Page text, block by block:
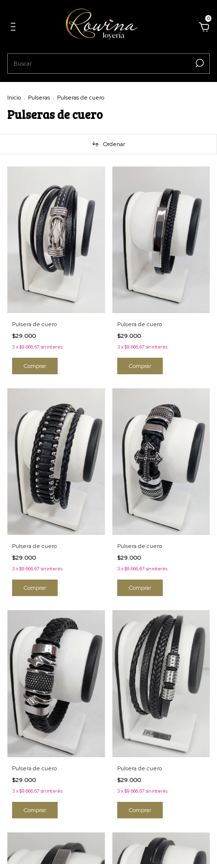
0
Inicio . Pulseras . Pulseras de cuero
Pulseras de cuero
Ordenar
Pulsera de cuero
$29.000
3 x$9.666,67 sin interés
Pulsera de cuero
$29.000
3 x$9.666,67 sin interés
Pulsera de cuero
$29.000
3 x$9.666,67 sin interés
Pulsera de cuero
$29.000
3 x$9.666,67 sin interés
Pulsera de cuero
$29.000
3 x$9.666,67 sin interés
Pulsera de cuero
$29.000
3 x$9.666,67 sin interés